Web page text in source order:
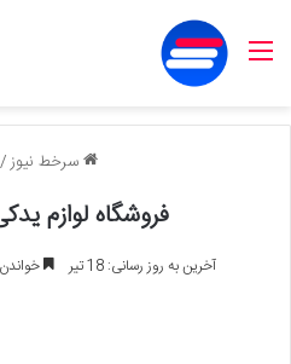
منو
سرخط نیوز/
فروشگاه لوازم
آخرین به روز رسانی: 18 تیر خواندن این